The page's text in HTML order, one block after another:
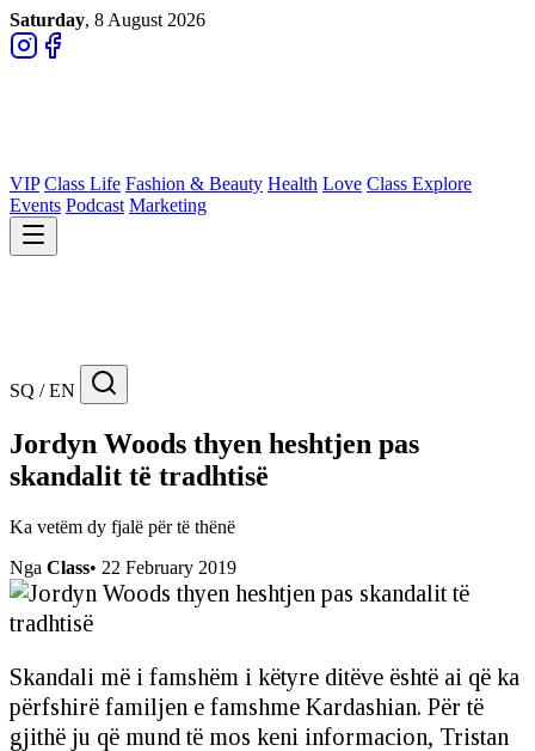
Saturday, 8 August 2026
VIP Class Life Fashion & Beauty Health Love Class Explore
Events Podcast Marketing
SQ / EN
Jordyn Woods thyen heshtjen pas
skandalit të tradhtisë
Ka vetëm dy fjalë për të thënë
Nga Class• 22 February 2019
Skandali më i famshëm i këtyre ditëve është ai që ka
përfshirë familjen e famshme Kardashian. Për të
gjithë ju që mund të mos keni informacion, Tristan